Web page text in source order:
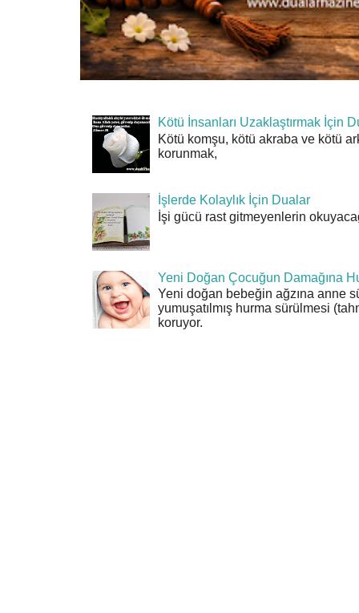
Kötü İnsanları Uzaklaştırmak İçin
Kötü komşu, kötü akraba ve kötü
korunmak,
İşlerde Kolaylık İçin Dualar
İşi gücü rast gitmeyenlerin
Yeni Doğan Çocuğun Damağına
Yeni doğan bebeğin ağzına anne
yumuşatılmış hurma sürülmesi
koruyor.